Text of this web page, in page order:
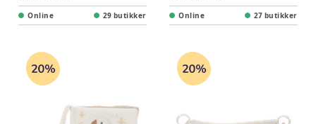
Online 29 butikker Online 27 butikker